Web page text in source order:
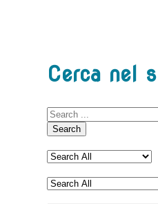
Cerca nel
Search